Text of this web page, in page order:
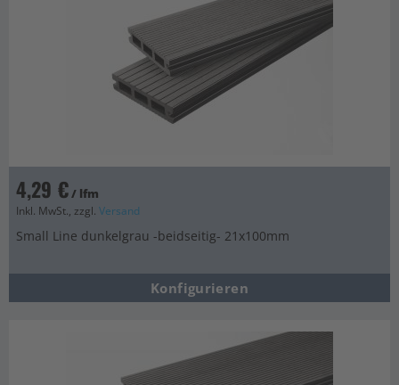
4,29 €/ lfm
Inkl. MwSt., zzgl. Versand
Small Line dunkelgrau -beidseitig- 21x100mm
Konfigurieren